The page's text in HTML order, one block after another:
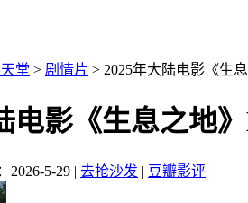
堂 > 剧情片 > 2025年大陆电影《生
电影《生息之地
2026-5-29 | 去抢沙发 | 豆瓣影评